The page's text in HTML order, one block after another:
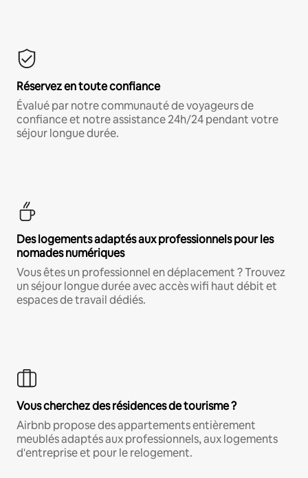
Réservez en toute confiance
Évalué par notre communauté de voyageurs de
confiance et notre assistance 24h/24 pendant votre
séjour longue durée.
Des logements adaptés aux professionnels pour les
nomades numériques
Vous êtes un professionnel en déplacement ? Trouvez
un séjour longue durée avec accès wifi haut débit et
espaces de travail dédiés.
Vous cherchez des résidences de tourisme ?
Airbnb propose des appartements entièrement
meublés adaptés aux professionnels, aux logements
d'entreprise et pour le relogement.